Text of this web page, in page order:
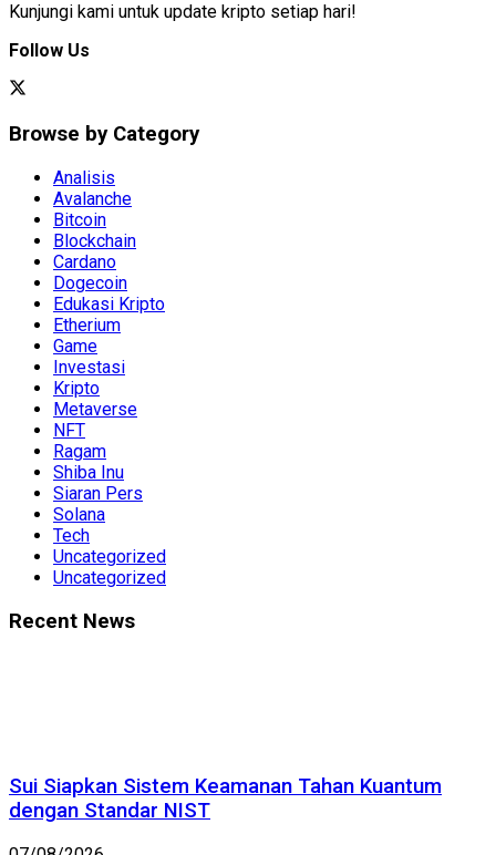
Kunjungi kami untuk update kripto setiap hari!
Follow Us
Browse by Category
Analisis
Avalanche
Bitcoin
Blockchain
Cardano
Dogecoin
Edukasi Kripto
Etherium
Game
Investasi
Kripto
Metaverse
NFT
Ragam
Shiba Inu
Siaran Pers
Solana
Tech
Uncategorized
Uncategorized
Recent News
Sui Siapkan Sistem Keamanan Tahan Kuantum
dengan Standar NIST